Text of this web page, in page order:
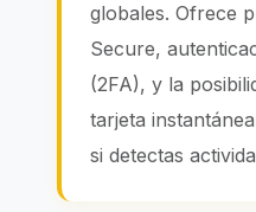
globales. Ofrece
Secure,
(2FA), y la
tarjeta
si detectas